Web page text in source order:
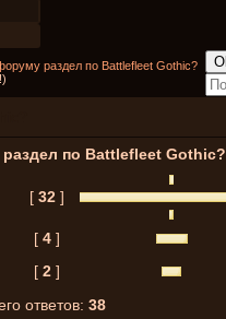
раздел по Battlefleet Gothic?
по Battlefleet Gothic?
[ 32 ]
[ 4 ]
[ 2 ]
ответов: 38